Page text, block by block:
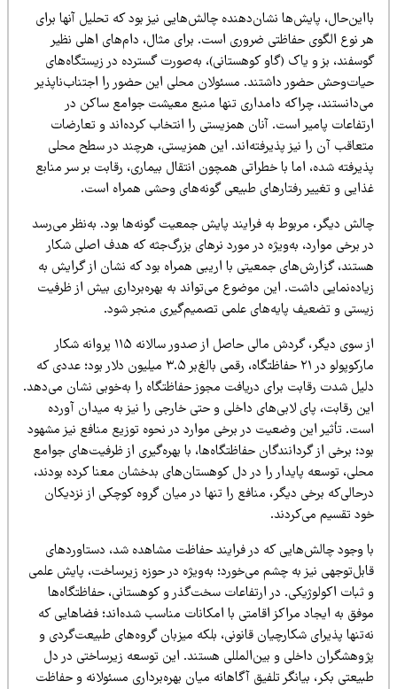
پایش‌ها نشان‌دهنده چالش‌هایی نیز بود که تحلیل آنها برای
نوع الگوی حفاظتی ضروری است. برای مثال، دام‌های اهلی نظیر
بز و یاک (گاو کوهستانی)، به‌صورت گسترده در زیستگاه‌های
حضور داشتند. مسئولان محلی این حضور را اجتناب‌ناپذیر
چراکه دامداری تنها منبع معیشت جوامع ساکن در
پامیر است. آنان همزیستی را انتخاب کرده‌اند و تعارضات
آن را نیز پذیرفته‌اند. این همزیستی، هرچند در سطح محلی
شده، اما با خطراتی همچون انتقال بیماری، رقابت بر سر منابع
و تغییر رفتارهای طبیعی گونه‌های وحشی همراه است.
دیگر، مربوط به فرایند پایش جمعیت گونه‌ها بود. به‌نظر می‌رسد
برخی موارد، به‌ویژه در مورد نرهای بزرگ‌جثه که هدف اصلی شکار
گزارش‌های جمعیتی با اریبی همراه بود که نشان از گرایش به
داشت. این موضوع می‌تواند به بهره‌برداری بیش از ظرفیت
و تضعیف پایه‌های علمی تصمیم‌گیری منجر شود.
از سوی دیگر، گردش مالی حاصل از صدور سالانه ۱۱۵ پروانه شکار
مارکوپولو در ۲۱ حفاظتگاه، رقمی بالغ‌بر ۳.۵ میلیون دلار بود؛ عددی که
شدت رقابت برای دریافت مجوز حفاظتگاه را به‌خوبی نشان می‌دهد.
رقابت، پای لابی‌های داخلی و حتی خارجی را نیز به میدان آورده
تأثیر این وضعیت در برخی موارد در نحوه توزیع منافع نیز مشهود
برخی از گردانندگان حفاظتگاه‌ها، با بهره‌گیری از ظرفیت‌های جوامع
توسعه پایدار را در دل کوهستان‌های بدخشان معنا کرده بودند،
برخی دیگر، منافع را تنها در میان گروه کوچکی از نزدیکان
تقسیم می‌کردند.
وجود چالش‌هایی که در فرایند حفاظت مشاهده شد، دستاوردهای
نیز به چشم می‌خورد؛ به‌ویژه در حوزه زیرساخت، پایش علمی
ثبات اکولوژیکی. در ارتفاعات سخت‌گذر و کوهستانی، حفاظتگاه‌ها
به ایجاد مراکز اقامتی با امکانات مناسب شده‌اند؛ فضاهایی که
پذیرای شکارچیان قانونی، بلکه میزبان گروه‌های طبیعت‌گردی و
داخلی و بین‌المللی هستند. این توسعه زیرساختی در دل
بکر، بیانگر تلفیق آگاهانه میان بهره‌برداری مسئولانه و حفاظت